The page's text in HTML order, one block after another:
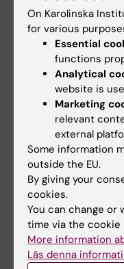
Från
Hugo Zeberg,
vilka riskfaktorer
blir så svårt
som fetma,
även andra
sjukdomsförlopp.
en genvariant
neandertalarna
iva-patienterna.
On Karolinska
for various
Essential
functions
Analytical
website is
Marketing
relevant
external
Some information
outside the EU.
By giving your
cookies.
You can change or
time via the
More information
Läs denna